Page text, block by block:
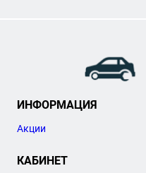
ИНФОРМАЦИЯ
Акции
КАБИНЕТ